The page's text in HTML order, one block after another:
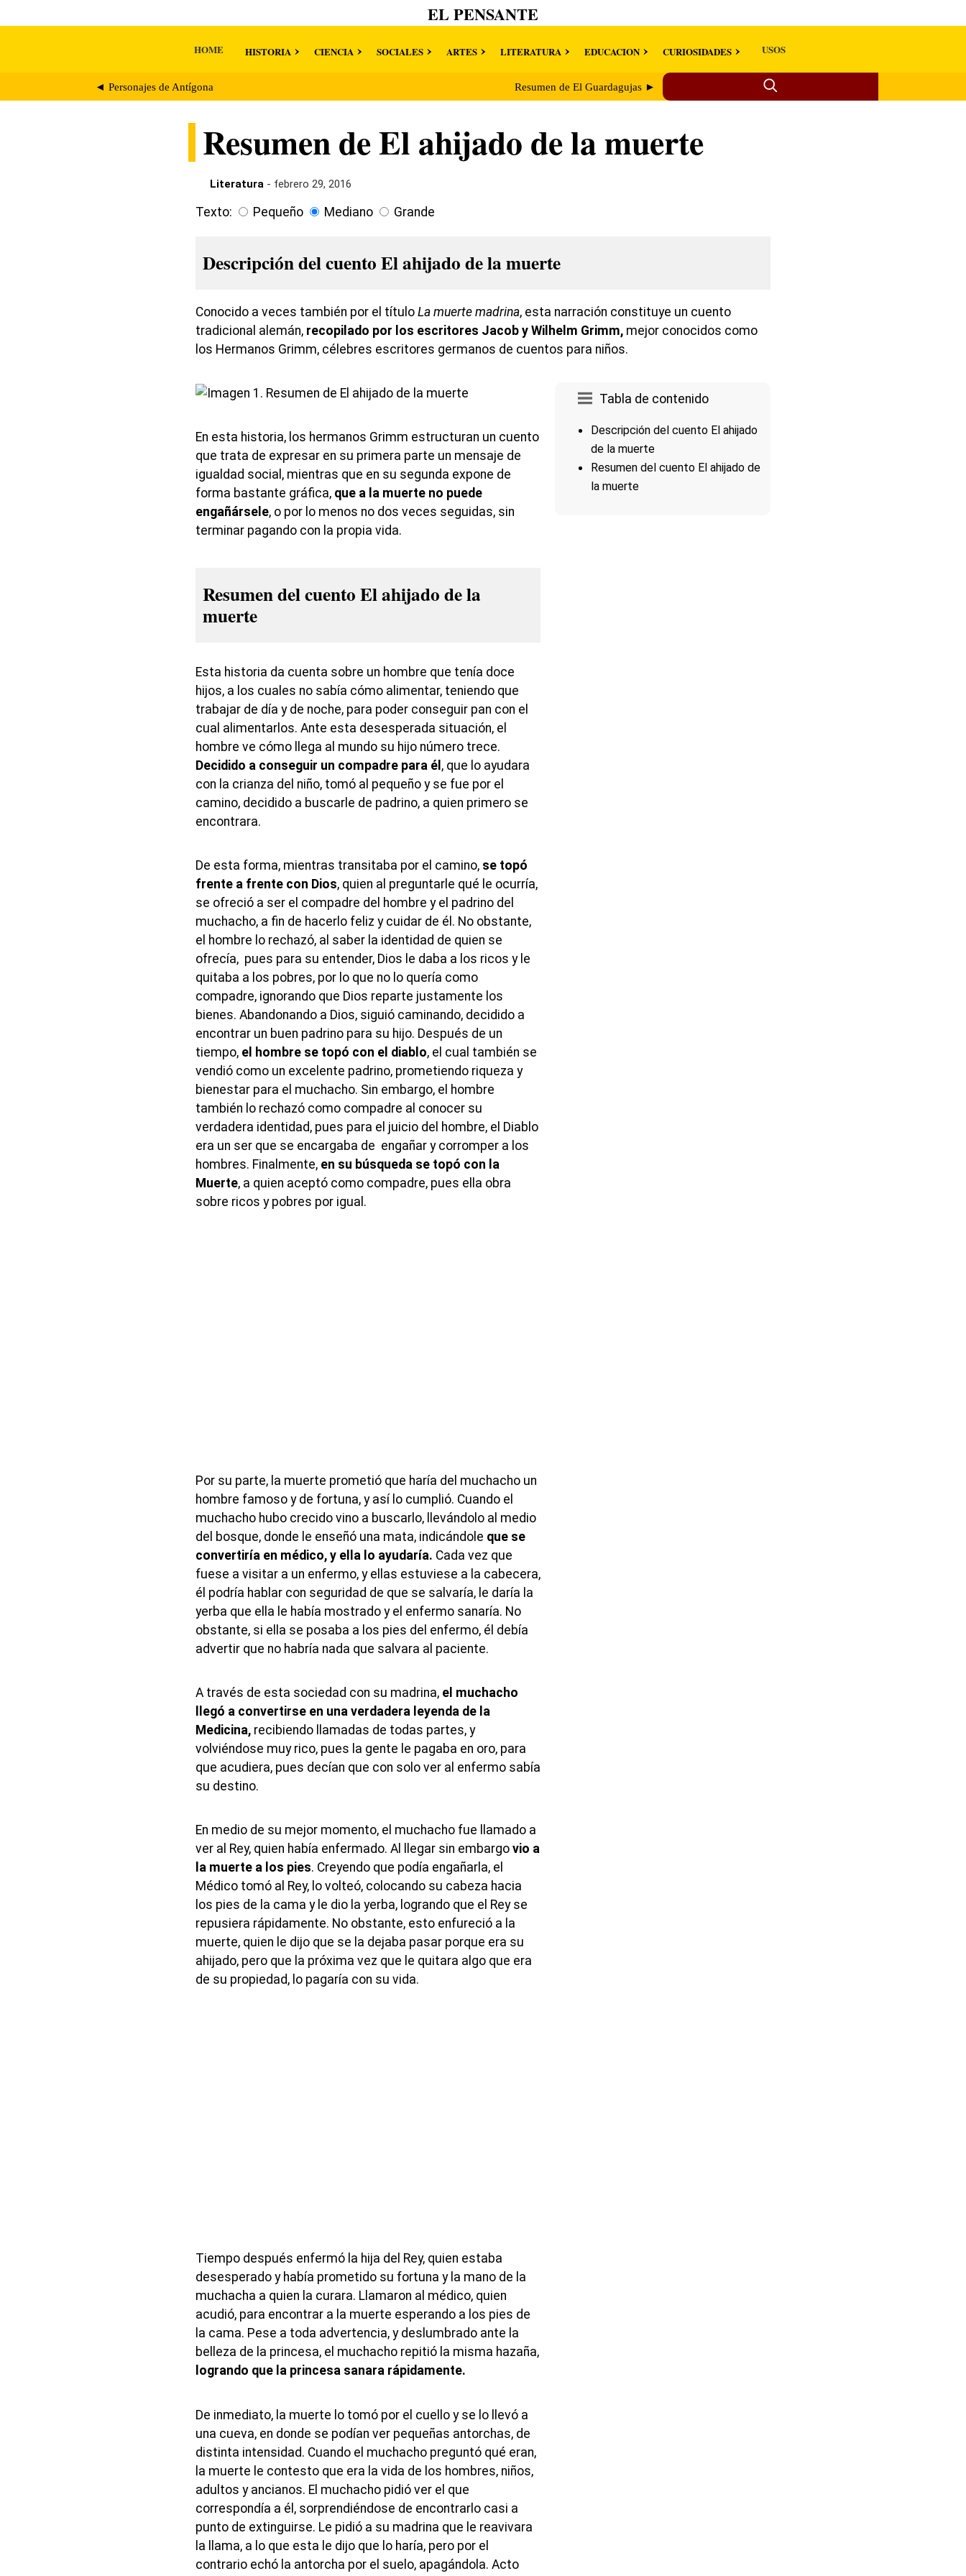
EL PENSANTE
HOME HISTORIA CIENCIA SOCIALES ARTES LITERATURA EDUCACION CURIOSIDADES USOS
◄ Personajes de Antígona Resumen de El Guardagujas ►
Resumen de El ahijado de la muerte
Literatura - febrero 29, 2016
Texto: Pequeño Mediano Grande
Descripción del cuento El ahijado de la muerte
Conocido a veces también por el título La muerte madrina, esta narración constituye un cuento
tradicional alemán, recopilado por los escritores Jacob y Wilhelm Grimm, mejor conocidos como
los Hermanos Grimm, célebres escritores germanos de cuentos para niños.
Tabla de contenido
Descripción del cuento El ahijado
de la muerte
Resumen del cuento El ahijado de
la muerte
En esta historia, los hermanos Grimm estructuran un cuento
que trata de expresar en su primera parte un mensaje de
igualdad social, mientras que en su segunda expone de
forma bastante gráfica, que a la muerte no puede
engañársele, o por lo menos no dos veces seguidas, sin
terminar pagando con la propia vida.
Resumen del cuento El ahijado de la
muerte
Esta historia da cuenta sobre un hombre que tenía doce
hijos, a los cuales no sabía cómo alimentar, teniendo que
trabajar de día y de noche, para poder conseguir pan con el
cual alimentarlos. Ante esta desesperada situación, el
hombre ve cómo llega al mundo su hijo número trece.
Decidido a conseguir un compadre para él , que lo ayudara
con la crianza del niño, tomó al pequeño y se fue por el
camino, decidido a buscarle de padrino, a quien primero se
encontrara.
De esta forma, mientras transitaba por el camino, se topó
frente a frente con Dios, quien al preguntarle qué le ocurría,
se ofreció a ser el compadre del hombre y el padrino del
muchacho, a fin de hacerlo feliz y cuidar de él. No obstante,
el hombre lo rechazó, al saber la identidad de quien se
ofrecía, pues para su entender, Dios le daba a los ricos y le
quitaba a los pobres, por lo que no lo quería como
compadre, ignorando que Dios reparte justamente los
bienes. Abandonando a Dios, siguió caminando, decidido a
encontrar un buen padrino para su hijo. Después de un
tiempo, el hombre se topó con el diablo, el cual también se
vendió como un excelente padrino, prometiendo riqueza y
bienestar para el muchacho. Sin embargo, el hombre
también lo rechazó como compadre al conocer su
verdadera identidad, pues para el juicio del hombre, el Diablo
era un ser que se encargaba de engañar y corromper a los
hombres. Finalmente, en su búsqueda se topó con la
Muerte, a quien aceptó como compadre, pues ella obra
sobre ricos y pobres por igual.
Por su parte, la muerte prometió que haría del muchacho un
hombre famoso y de fortuna, y así lo cumplió. Cuando el
muchacho hubo crecido vino a buscarlo, llevándolo al medio
del bosque, donde le enseñó una mata, indicándole que se
convertiría en médico, y ella lo ayudaría. Cada vez que
fuese a visitar a un enfermo, y ellas estuviese a la cabecera,
él podría hablar con seguridad de que se salvaría, le daría la
yerba que ella le había mostrado y el enfermo sanaría. No
obstante, si ella se posaba a los pies del enfermo, él debía
advertir que no habría nada que salvara al paciente.
A través de esta sociedad con su madrina, el muchacho
llegó a convertirse en una verdadera leyenda de la
Medicina, recibiendo llamadas de todas partes, y
volviéndose muy rico, pues la gente le pagaba en oro, para
que acudiera, pues decían que con solo ver al enfermo sabía
su destino.
En medio de su mejor momento, el muchacho fue llamado a
ver al Rey, quien había enfermado. Al llegar sin embargo vio a
la muerte a los pies. Creyendo que podía engañarla, el
Médico tomó al Rey, lo volteó, colocando su cabeza hacia
los pies de la cama y le dio la yerba, logrando que el Rey se
repusiera rápidamente. No obstante, esto enfureció a la
muerte, quien le dijo que se la dejaba pasar porque era su
ahijado, pero que la próxima vez que le quitara algo que era
de su propiedad, lo pagaría con su vida.
Tiempo después enfermó la hija del Rey, quien estaba
desesperado y había prometido su fortuna y la mano de la
muchacha a quien la curara. Llamaron al médico, quien
acudió, para encontrar a la muerte esperando a los pies de
la cama. Pese a toda advertencia, y deslumbrado ante la
belleza de la princesa, el muchacho repitió la misma hazaña,
logrando que la princesa sanara rápidamente.
De inmediato, la muerte lo tomó por el cuello y se lo llevó a
una cueva, en donde se podían ver pequeñas antorchas, de
distinta intensidad. Cuando el muchacho preguntó qué eran,
la muerte le contesto que era la vida de los hombres, niños,
adultos y ancianos. El muchacho pidió ver el que
correspondía a él, sorprendiéndose de encontrarlo casi a
punto de extinguirse. Le pidió a su madrina que le reavivara
la llama, a lo que esta le dijo que lo haría, pero por el
contrario echó la antorcha por el suelo, apagándola. Acto